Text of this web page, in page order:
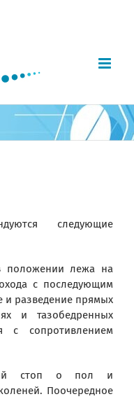
следующие
положении лежа на
с последующим
и разведение прямых
и тазобедренных
с сопротивлением
стоп о пол и
Поочередное